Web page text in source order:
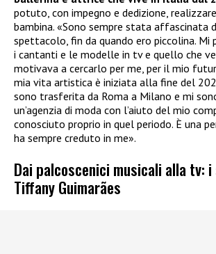
potuto, con impegno e dedizione,
bambina. «Sono sempre stata affascinata
spettacolo, fin da quando ero piccolina. Mi
i cantanti e le modelle in tv e quello che
motivava a cercarlo per me, per il mio
mia vita artistica è iniziata alla fine del
sono trasferita da Roma a Milano e mi
un’agenzia di moda con l’aiuto del mio
conosciuto proprio in quel periodo. È una
ha sempre creduto in me».
Dai palcoscenici musicali alla tv:
Tiffany Guimarães